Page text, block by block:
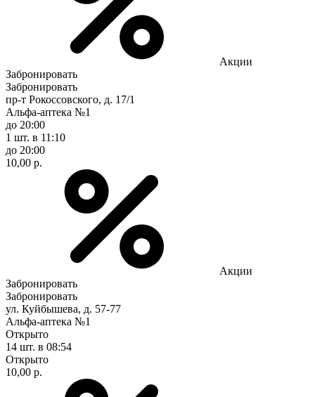
Акции
Забронировать
Забронировать
пр-т Рокоссовского, д. 17/1
Альфа-аптека №1
до 20:00
1 шт. в 11:10
до 20:00
10,00 р.
Акции
Забронировать
Забронировать
ул. Куйбышева, д. 57-77
Альфа-аптека №1
Открыто
14 шт. в 08:54
Открыто
10,00 р.